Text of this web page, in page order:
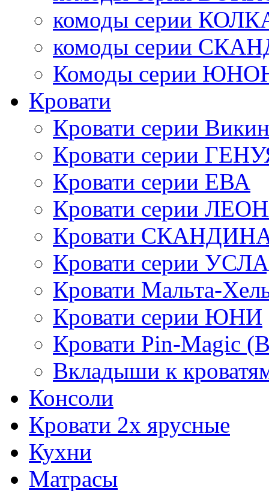
комоды серии
комоды серии
Комоды серии
Кровати
Кровати серии
Кровати серии
Кровати серии ЕВА
Кровати серии
Кровати
Кровати серии
Кровати Мальта-
Кровати серии ЮНИ
Кровати Pin-Magic
Вкладыши к
Консоли
Кровати 2х ярусные
Кухни
Матрасы